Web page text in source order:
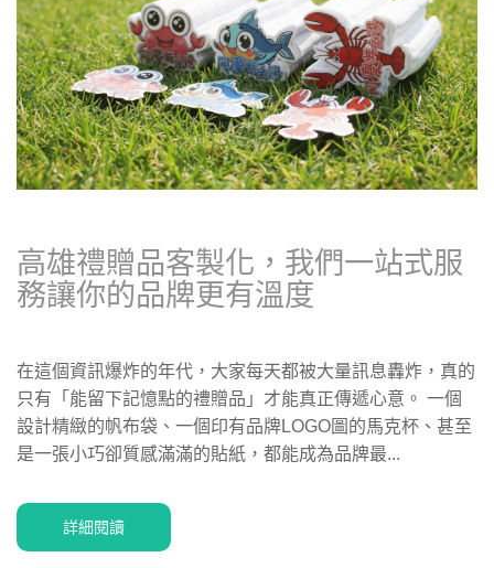
高雄禮贈品客製化，我們一站式服
務讓你的品牌更有溫度
在這個資訊爆炸的年代，大家每天都被大量訊息轟炸，真的
只有「能留下記憶點的禮贈品」才能真正傳遞心意。 一個
設計精緻的帆布袋、一個印有品牌LOGO圖的馬克杯、甚至
是一張小巧卻質感滿滿的貼紙，都能成為品牌最...
詳細閱讀